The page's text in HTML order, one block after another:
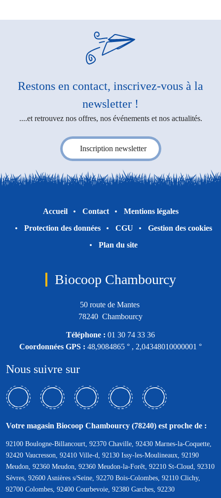
Restons en contact, inscrivez-vous à la
newsletter !
....et retrouvez nos offres, nos événements et nos actualités.
Inscription newsletter
Accueil Contact
Mentions légales
Protection des données
CGU
Gestion des cookies
Plan du site
Biocoop Chambourcy
50 route de Mantes
78240 Chambourcy
Téléphone : 01 30 74 33 36
Coordonnées GPS : 48,9084865 ° , 2,04348010000001 °
Nous suivre sur
Votre magasin Biocoop Chambourcy (78240) est proche de :
92100 Boulogne-Billancourt, 92370 Chaville, 92430 Marnes-la-Coquette,
92420 Vaucresson, 92410 Ville-d, 92130 Issy-les-Moulineaux, 92190
Meudon, 92360 Meudon, 92360 Meudon-la-Forêt, 92210 St-Cloud, 92310
Sèvres, 92600 Asnières s/Seine, 92270 Bois-Colombes, 92110 Clichy,
92700 Colombes, 92400 Courbevoie, 92380 Garches, 92230